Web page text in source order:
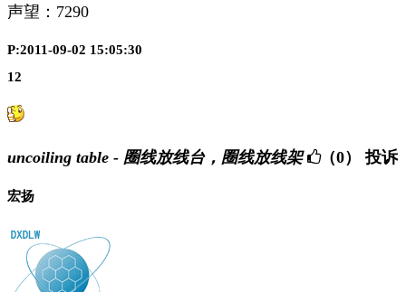
声望： 7290
P:2011-09-02 15:05:30
12
uncoiling table - 圈线放线台，圈线放线架 （0） 投诉
宏扬